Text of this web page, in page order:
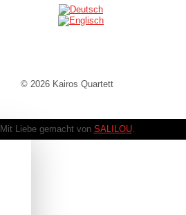
© 2026 Kairos Quartett
Mit Liebe gemacht von SALILOU.